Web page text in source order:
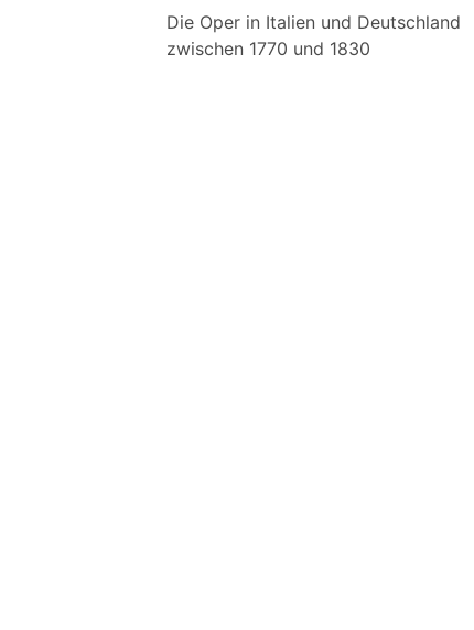
Die Oper in Italien und Deutschland
zwischen 1770 und 1830